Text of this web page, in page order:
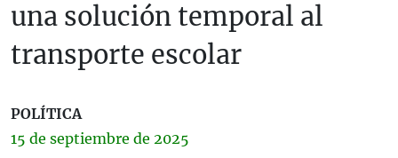
una solución temporal al
transporte escolar
POLÍTICA
15 de septiembre de 2025